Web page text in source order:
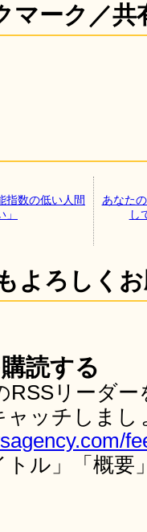
マーク／共
指数の低い人間
あなた
し
よろしく
読する
RSSリーダ
ャッチしま
ル」「概要